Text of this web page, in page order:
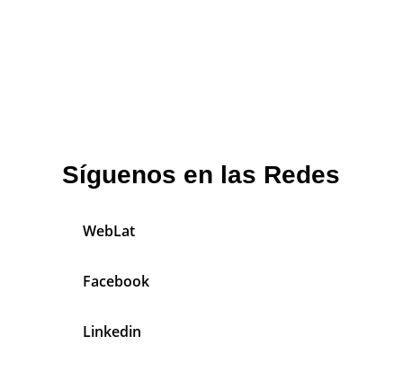
Síguenos en las Redes
WebLat
Facebook
Linkedin